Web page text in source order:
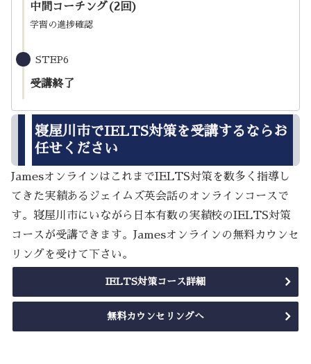
中間コーチング(2回)
学習の進捗確認
STEP6
受講終了
寝屋川市でIELTS対策を受講するならお
任せください
JamesオンラインはこれまでIELTS対策を数多く指導し
てきた実績あるジェイムズ英会話のオンラインコースで
す。寝屋川市にいながら日本有数の実績校のIELTS対策
コースが受講できます。Jamesオンラインの無料カウンセ
リングを受けて下さい。
IELTS対策コース詳細
無料カウンセリングへ